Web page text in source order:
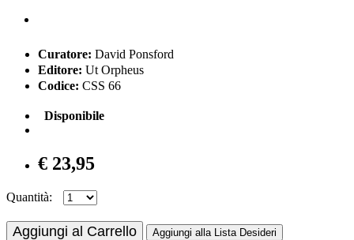
Curatore: David Ponsford
Editore: Ut Orpheus
Codice: CSS 66
Disponibile
€ 23,95
Quantità:
Aggiungi al Carrello Aggiungi alla Lista Desideri